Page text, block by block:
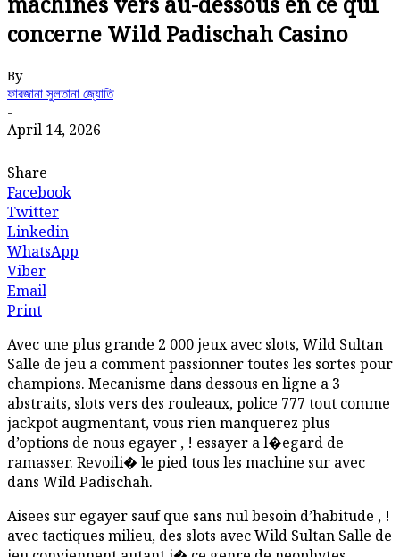
concerne Wild Padischah Casino
By
ফারজানা সুলতানা জ্যোতি
-
April 14, 2026
Share
Facebook
Twitter
Linkedin
WhatsApp
Viber
Email
Print
Avec une plus grande 2 000 jeux avec slots, Wild Sultan
Salle de jeu a comment passionner toutes les sortes pour
champions. Mecanisme dans dessous en ligne a 3
abstraits, slots vers des rouleaux, police 777 tout comme
jackpot augmentant, vous rien manquerez plus
d’options de nous egayer , ! essayer a l�egard de
ramasser. Revoili� le pied tous les machine sur avec
dans Wild Padischah.
Aisees sur egayer sauf que sans nul besoin d’habitude , !
avec tactiques milieu, des slots avec Wild Sultan Salle de